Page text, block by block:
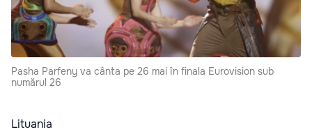
Pasha Parfeny va cânta pe 26 mai în finala Eurovision sub
numărul 26
Lituania